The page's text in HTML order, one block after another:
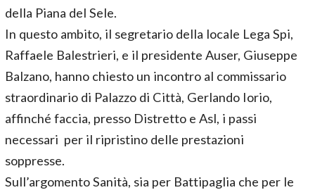
della Piana del Sele.
In questo ambito, il segretario della locale Lega Spi,
Raffaele Balestrieri, e il presidente Auser, Giuseppe
Balzano, hanno chiesto un incontro al commissario
straordinario di Palazzo di Città, Gerlando Iorio,
affinché faccia, presso Distretto e Asl, i passi
necessari per il ripristino delle prestazioni
soppresse.
Sull’argomento Sanità, sia per Battipaglia che per le